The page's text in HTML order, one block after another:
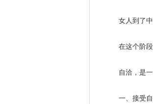
女人到了
在这个阶
自洽，是
一、接受